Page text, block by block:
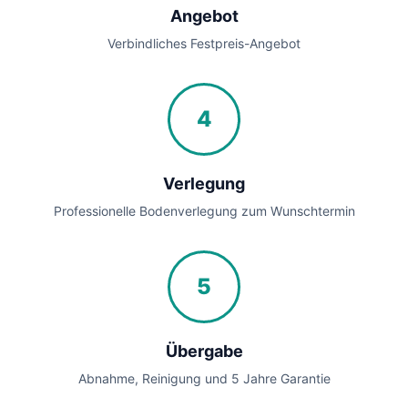
Angebot
Verbindliches Festpreis-Angebot
4
Verlegung
Professionelle Bodenverlegung zum Wunschtermin
5
Übergabe
Abnahme, Reinigung und 5 Jahre Garantie